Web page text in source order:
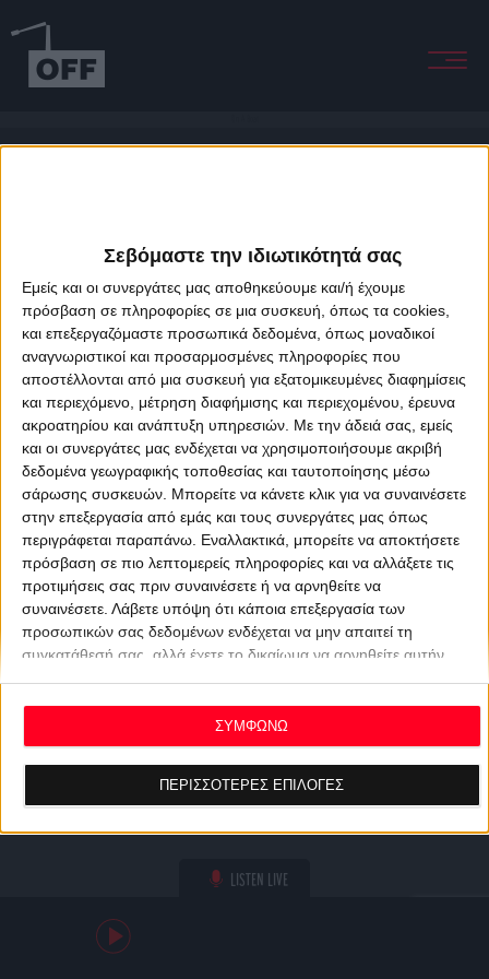
Σεβόμαστε την ιδιωτικότητά σας
Εμείς και οι συνεργάτες μας αποθηκεύουμε και/ή έχουμε
πρόσβαση σε πληροφορίες σε μια συσκευή, όπως τα cookies,
και επεξεργαζόμαστε προσωπικά δεδομένα, όπως μοναδικοί
αναγνωριστικοί και προσαρμοσμένες πληροφορίες που
αποστέλλονται από μια συσκευή για εξατομικευμένες διαφημίσεις
και περιεχόμενο, μέτρηση διαφήμισης και περιεχομένου, έρευνα
ακροατηρίου και ανάπτυξη υπηρεσιών. Με την άδειά σας, εμείς
και οι συνεργάτες μας ενδέχεται να χρησιμοποιήσουμε ακριβή
δεδομένα γεωγραφικής τοποθεσίας και ταυτοποίησης μέσω
σάρωσης συσκευών. Μπορείτε να κάνετε κλικ για να συναινέσετε
στην επεξεργασία από εμάς και τους συνεργάτες μας όπως
περιγράφεται παραπάνω. Εναλλακτικά, μπορείτε να αποκτήσετε
πρόσβαση σε πιο λεπτομερείς πληροφορίες και να αλλάξετε τις
προτιμήσεις σας πριν συναινέσετε ή να αρνηθείτε να
συναινέσετε. Λάβετε υπόψη ότι κάποια επεξεργασία των
προσωπικών σας δεδομένων ενδέχεται να μην απαιτεί τη
συγκατάθεσή σας, αλλά έχετε το δικαίωμα να αρνηθείτε αυτήν
ανακαλέσετε τη συγκατάθεσή σας ανά πάσα στιγμή
επιστρέφοντας σε αυτόν τον ιστότοπο και κάνοντας κλικ στο
κουμπί "Απορρήτου" στο κάτω μέρος της ιστοσελίδας.
ΠΕΡΙΣΣΟΤΕΡΕΣ ΕΠΙΛΟΓΕΣ
ΣΥΜΦΩΝΩ
LISTEN LIVE
About Offradio Business Class Terms & Conditions
Privacy Policy
Designed & developed byporcupine colors&Fotis Alexandrou